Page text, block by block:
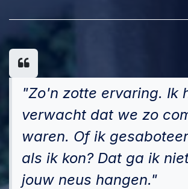
"Zo'n zotte ervaring. Ik
verwacht dat we zo
waren. Of ik
als ik kon? Dat ga ik
jouw neus hangen."